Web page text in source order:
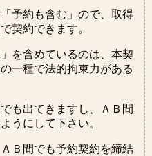
予約も含む」ので、取得
契約できます。
を含めているのは、本契
一種で法的拘束力がある
も出てきますし、ＡＢ間
うにして下さい。
Ｂ間でも予約契約を締結